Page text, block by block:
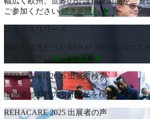
ご参加ください続きを読む ▶
ニュースリリース
商談も活況だったREHACARE2025のフ
ご覧ください 続きを読む ▶
REHACARE 2026 出展者検索
出展者と多数の海外製品を検索いただけ
REHACARE 2025 出展者の声